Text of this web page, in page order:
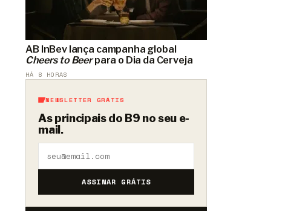
AB InBev lança campanha global
Cheers to Beerpara o Dia da Cerveja
HÁ 8 HORAS
NEWSLETTER GRÁTIS
As principais do B9 no seu e-
mail.
ASSINAR GRÁTIS